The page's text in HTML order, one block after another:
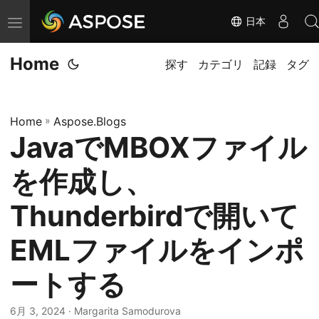
ナ
ビ
ゲ
ョ
切
替
日本
Home 探す カテゴリ 記録 タグ
Home » Aspose.Blogs
JavaでMBOXファイル
を作成し、
Thunderbirdで開いて
EMLファイルをインポ
ートする
6月 3, 2024 · Margarita Samodurova